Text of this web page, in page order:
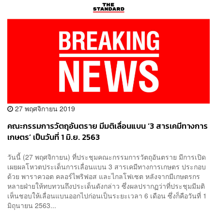
27 พฤศจิกายน 2019
คณะกรรมการวัตถุอันตราย มีมติเลื่อนแบน ‘3 สารเคมีทางการ
เกษตร’ เป็นวันที่ 1 มิ.ย. 2563
วันนี้ (27 พฤศจิกายน) ที่ประชุมคณะกรรมการวัตถุอันตราย มีการเปิด
เผยผลโหวตประเด็นการเลื่อนแบน 3 สารเคมีทางการเกษตร ประกอบ
ด้วย พาราควอต คลอร์ไพริฟอส และไกลโฟเซต หลังจากมีเกษตรกร
หลายฝ่ายให้ทบทวนถึงประเด็นดังกล่าว ซึ่งผลปรากฏว่าที่ประชุมมีมติ
เห็นชอบให้เลื่อนแบนออกไปก่อนเป็นระยะเวลา 6 เดือน ซึ่งก็คือวันที่ 1
มิถุนายน 2563...